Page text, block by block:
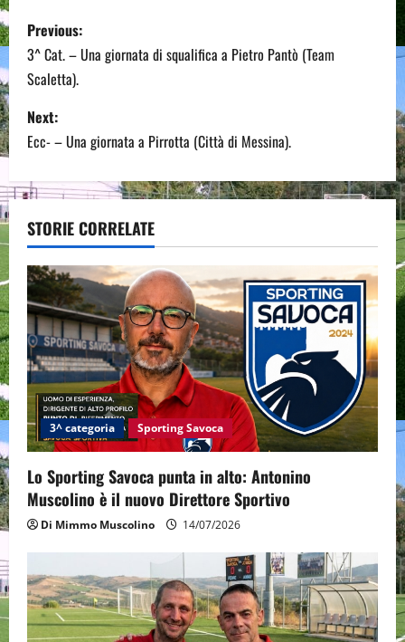
P
o
s
t
n
a
v
i
g
a
t
i
o
n
Previous:
3^ Cat. – Una giornata di squalifica a Pietro Pantò (Team
Scaletta).
Next:
Ecc- – Una giornata a Pirrotta (Città di Messina).
STORIE CORRELATE
3^ categoria Sporting Savoca
Lo Sporting Savoca punta in alto: Antonino
Muscolino è il nuovo Direttore Sportivo
Di Mimmo Muscolino 14/07/2026